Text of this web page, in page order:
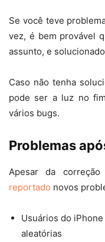
Se você teve
vez, é bem provável
assunto, e
Caso não tenha
pode ser a luz no
vários bugs.
Problemas
Apesar da
reportado novos
Usuários do
aleatórias